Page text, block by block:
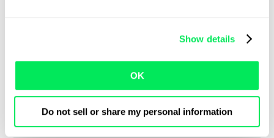
Show details
OK
Do not sell or share my personal information
Duidelijke updates
voor je klanten